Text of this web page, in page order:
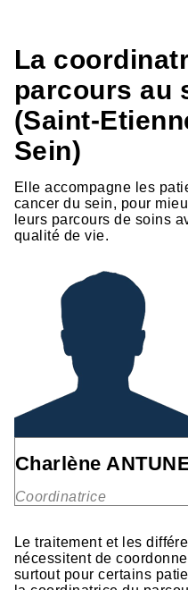
La
parcours au
(Saint-
Sein)
Elle accompagne les
cancer du sein, pour
leurs parcours de soins
qualité de vie.
Charlène
Coordinatrice
Le traitement et les
nécessitent de
surtout pour certains